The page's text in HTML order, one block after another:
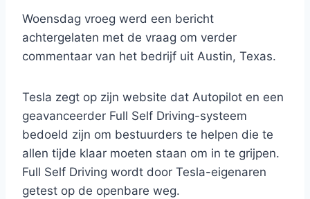
Woensdag vroeg werd een bericht
achtergelaten met de vraag om verder
commentaar van het bedrijf uit Austin, Texas.
Tesla zegt op zijn website dat Autopilot en een
geavanceerder Full Self Driving-systeem
bedoeld zijn om bestuurders te helpen die te
allen tijde klaar moeten staan ​​om in te grijpen.
Full Self Driving wordt door Tesla-eigenaren
getest op de openbare weg.